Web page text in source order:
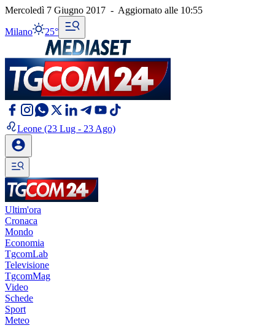
Mercoledì 7 Giugno 2017 - Aggiornato alle 10:55
Milano 25°
Leone (23 Lug - 23 Ago)
Ultim'ora
Cronaca
Mondo
Economia
TgcomLab
Televisione
TgcomMag
Video
Schede
Sport
Meteo